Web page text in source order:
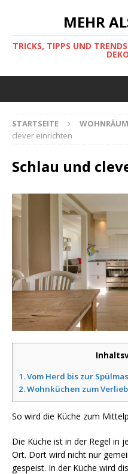
MEHR
TRICKS, TIPPS UND
STARTSEITE
clever einrichten
Schlau und
1.Vom Herd bis zur
2.Wohnküchen zum
So wird die Küche zum
Die Küche ist in der Regel in
Ort. Dort wird nicht nur
gespeist. In der Küche wird